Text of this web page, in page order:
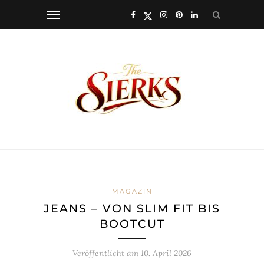
MAGAZIN
JEANS – VON SLIM FIT BIS
BOOTCUT
Veröffentlicht am 10. April 2026